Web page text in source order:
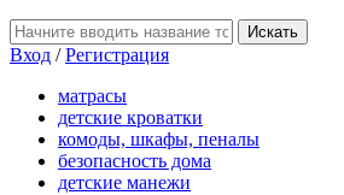
Вход /Регистрация
матрасы
детские кроватки
комоды, шкафы, пеналы
безопасность дома
детские манежи